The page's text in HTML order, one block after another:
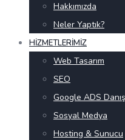
Hakkımızda
Neler Yaptık?
HIZMETLERIMIZ
Web Tasarım
SEO
Google ADS
Sosyal Medya
Hosting & Sunucu